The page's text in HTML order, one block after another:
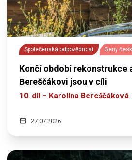
Společenská odpovědnost Geny
Končí období rekonstrukce
Bereščákovi jsou v cíli
10. díl – Karolína Bereščáková
27.07.2026